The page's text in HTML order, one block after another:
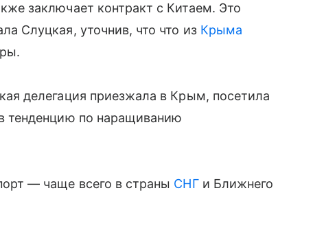
заключает контракт с Китаем. Это
Слуцкая, уточнив, что что из Крыма
делегация приезжала в Крым, посетила
тенденцию по наращиванию
— чаще всего в страны СНГи Ближнего